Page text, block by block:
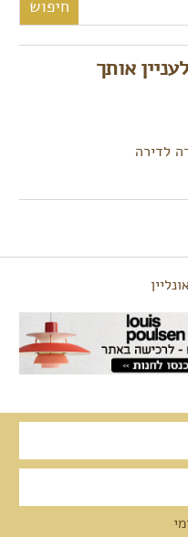
אותך
לדירה